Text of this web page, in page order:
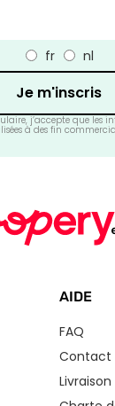
fr nl
Je m'inscris
j’accepte que les
à des fin
AIDE
FAQ
Contact